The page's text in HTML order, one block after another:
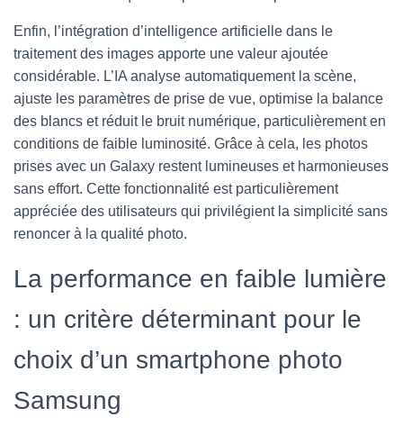
Enfin, l’intégration d’intelligence artificielle dans le
traitement des images apporte une valeur ajoutée
considérable. L’IA analyse automatiquement la scène,
ajuste les paramètres de prise de vue, optimise la balance
des blancs et réduit le bruit numérique, particulièrement en
conditions de faible luminosité. Grâce à cela, les photos
prises avec un Galaxy restent lumineuses et harmonieuses
sans effort. Cette fonctionnalité est particulièrement
appréciée des utilisateurs qui privilégient la simplicité sans
renoncer à la qualité photo.
La performance en faible lumière
: un critère déterminant pour le
choix d’un smartphone photo
Samsung